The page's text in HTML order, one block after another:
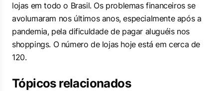
lojas em todo o Brasil. Os problemas financeiros se
avolumaram nos últimos anos, especialmente após a
pandemia, pela dificuldade de pagar aluguéis nos
shoppings. O número de lojas hoje está em cerca de
120.
Tópicos relacionados